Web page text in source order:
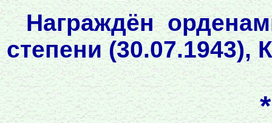
Награждён
степени (30.07.1943),